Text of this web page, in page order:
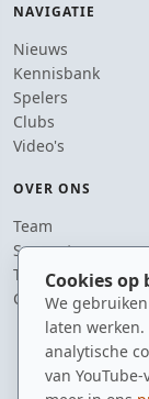
Cookies
We
laten
analytische
van
NAVIGATIE
Nieuws
Kennisbank
Spelers
Clubs
Video's
OVER ONS
Team
Supporters
Tip de redactie
Contact